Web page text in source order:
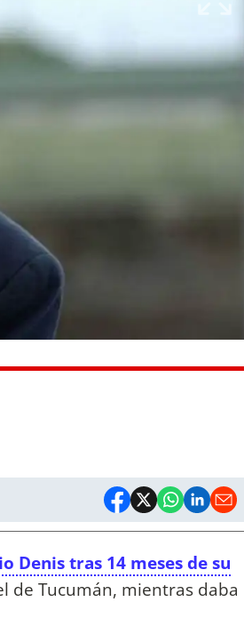
Denis tras 14 meses de su
de Tucumán, mientras daba